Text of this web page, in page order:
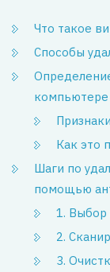
Что такое
Способы
компьютере
Как это
Шаги по
помощью
1. Выбор
2.
3.